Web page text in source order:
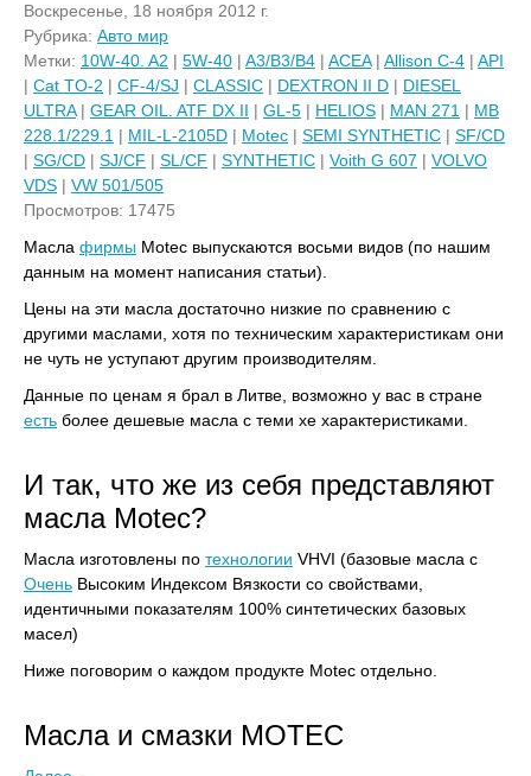
Воскресенье, 18 ноября 2012 г.
Рубрика: Авто мир
Метки: 10W-40. A2 | 5W-40 | A3/B3/B4 | ACEA| Allison C-4 | API
| Cat TO-2 | CF-4/SJ | CLASSIC | DEXTRON II D | DIESEL
ULTRA| GEAR OIL. ATF DX II | GL-5 | HELIOS | MAN 271 | MB
228.1/229.1 | MIL-L-2105D | Motec | SEMI SYNTHETIC | SF/CD
| SG/CD | SJ/CF | SL/CF | SYNTHETIC | Voith G 607 | VOLVO
VDS | VW 501/505
Просмотров: 17475
Масла фирмы Motec выпускаются восьми видов (по нашим
данным на момент написания статьи).
Цены на эти масла достаточно низкие по сравнению с
другими маслами, хотя по техническим характеристикам они
не чуть не уступают другим производителям.
Данные по ценам я брал в Литве, возможно у вас в стране
есть более дешевые масла с теми хе характеристиками.
И так, что же из себя представляют
масла Motec?
Масла изготовлены по технологии VHVI (базовые масла с
Очень Высоким Индексом Вязкости со свойствами,
идентичными показателям 100% синтетических базовых
масел)
Ниже поговорим о каждом продукте Motec отдельно.
Масла и cмазки MOTEC